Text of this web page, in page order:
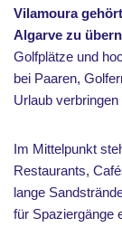
Vilamoura
Algarve zu
Golfplätze und
bei Paaren,
Urlaub
Im Mittelpunkt
Restaurants,
lange
für Spaziergänge